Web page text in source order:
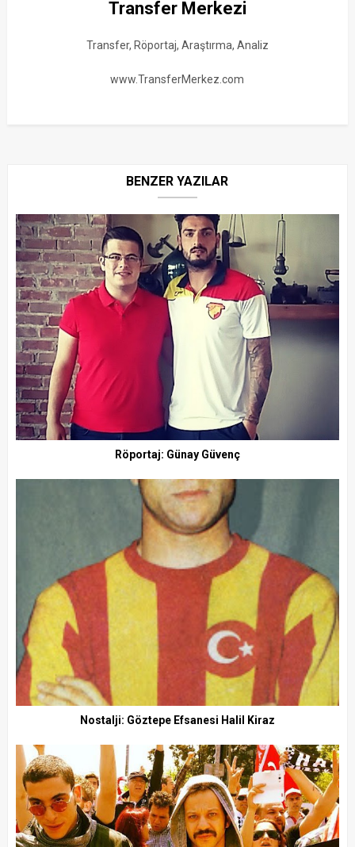
Transfer Merkezi
Transfer, Röportaj, Araştırma, Analiz
www.TransferMerkez.com
BENZER YAZILAR
Röportaj: Günay Güvenç
Nostalji: Göztepe Efsanesi Halil Kiraz